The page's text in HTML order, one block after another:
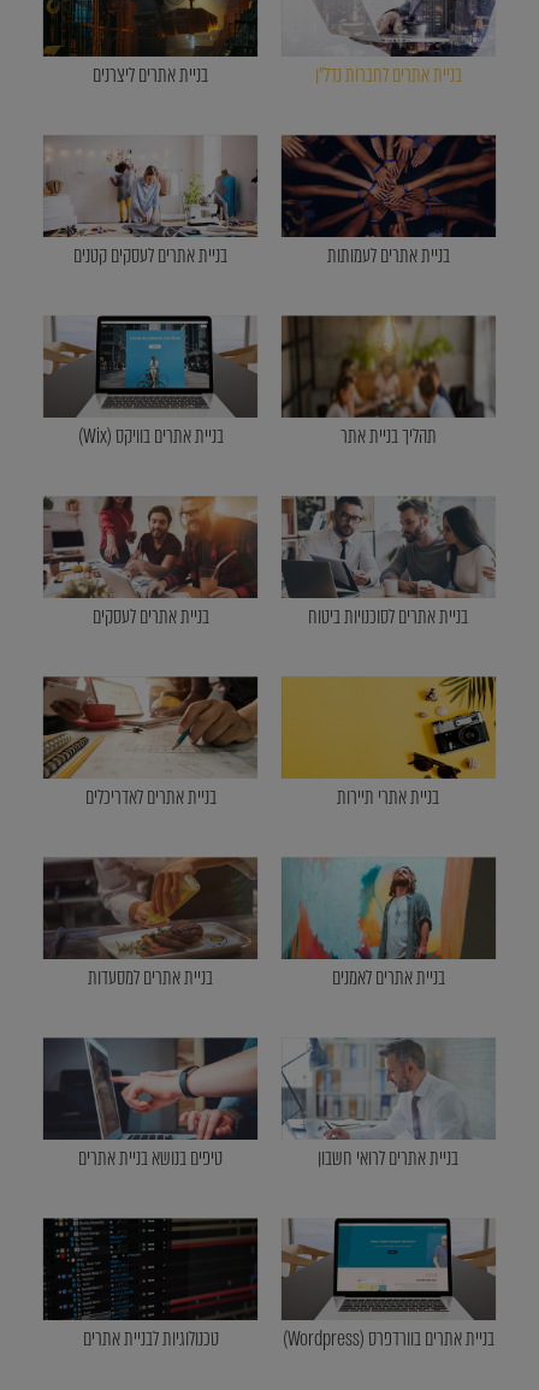
בניית אתרים לחברות נדל"ן בניית אתרים ליצרנים
בניית אתרים לעמותות בניית אתרים לעסקים קטנים
תהליך בניית אתר בניית אתרים בוויקס (Wix)
בניית אתרים לסוכנויות ביטוח בניית אתרים לעסקים
בניית אתרי תיירות בניית אתרים לאדריכלים
בניית אתרים לאמנים בניית אתרים למסעדות
בניית אתרים לרואי חשבון טיפים בנושא בניית אתרים
בניית אתרים בוורדפרס (Wordpress) טכנולוגיות לבניית אתרים